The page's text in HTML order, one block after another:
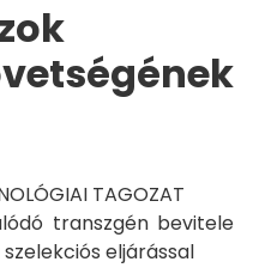
TAGOZAT
transzgén bevitele
eljárással